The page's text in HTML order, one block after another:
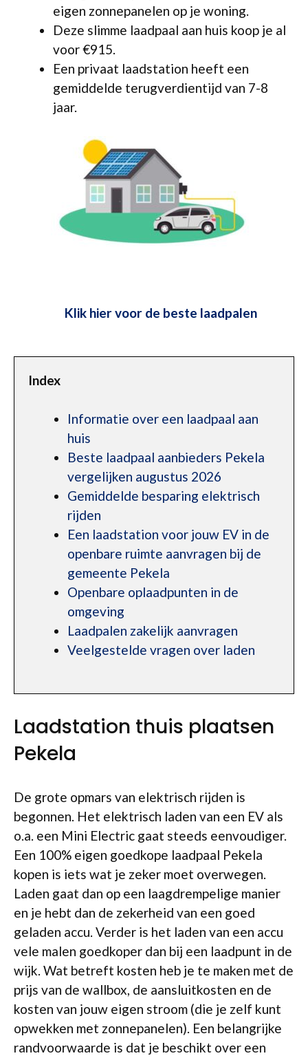
eigen zonnepanelen op je woning.
Deze slimme laadpaal aan huis koop je al
voor €915.
Een privaat laadstation heeft een
gemiddelde terugverdientijd van 7-8
jaar.
Klik hier voor de beste laadpalen
Index
Informatie over een laadpaal aan
huis
Beste laadpaal aanbieders Pekela
vergelijken augustus 2026
Gemiddelde besparing elektrisch
rijden
Een laadstation voor jouw EV in de
openbare ruimte aanvragen bij de
gemeente Pekela
Openbare oplaadpunten in de
omgeving
Laadpalen zakelijk aanvragen
Veelgestelde vragen over laden
Laadstation thuis plaatsen
Pekela
De grote opmars van elektrisch rijden is
begonnen. Het elektrisch laden van een EV als
o.a. een Mini Electric gaat steeds eenvoudiger.
Een 100% eigen goedkope laadpaal Pekela
kopen is iets wat je zeker moet overwegen.
Laden gaat dan op een laagdrempelige manier
en je hebt dan de zekerheid van een goed
geladen accu. Verder is het laden van een accu
vele malen goedkoper dan bij een laadpunt in de
wijk. Wat betreft kosten heb je te maken met de
prijs van de wallbox, de aansluitkosten en de
kosten van jouw eigen stroom (die je zelf kunt
opwekken met zonnepanelen). Een belangrijke
randvoorwaarde is dat je beschikt over een